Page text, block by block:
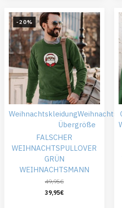
-20%
Weihnachtskleidung
Übergröße
FALSCHER
WEIHNACHTSPULLOVER
GRÜN
WEIHNACHTSMANN
49,95€
39,95€